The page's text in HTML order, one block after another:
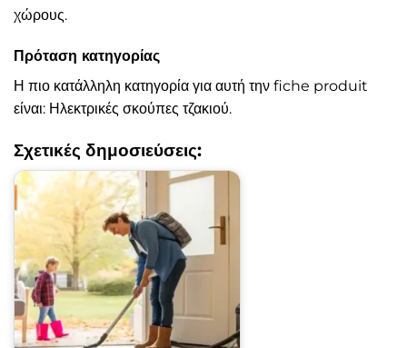
χώρους.
Πρόταση κατηγορίας
Η πιο κατάλληλη κατηγορία για αυτή την fiche produit
είναι: Ηλεκτρικές σκούπες τζακιού.
Σχετικές δημοσιεύσεις: